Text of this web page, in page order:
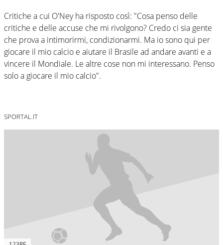
Critiche a cui O'Ney ha risposto così: "Cosa penso delle
critiche e delle accuse che mi rivolgono? Credo ci sia gente
che prova a intimorirmi, condizionarmi. Ma io sono qui per
giocare il mio calcio e aiutare il Brasile ad andare avanti e a
vincere il Mondiale. Le altre cose non mi interessano. Penso
solo a giocare il mio calcio".
SPORTAL.IT